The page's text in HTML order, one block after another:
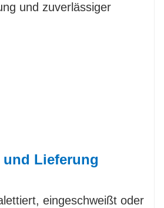
und zuverlässiger
und Lieferung
eingeschweißt oder